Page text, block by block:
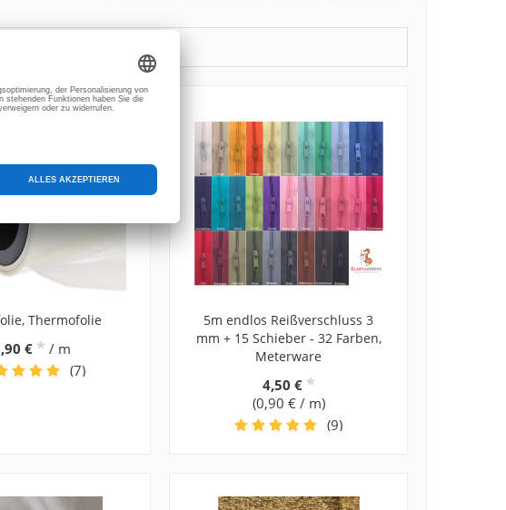
Thermofolie
€ * / m
(7)
5m endlos Reißverschluss 3
mm + 15 Schieber - 32 Farben,
Meterware
4,50 € *
(0,90 € / m)
(9)